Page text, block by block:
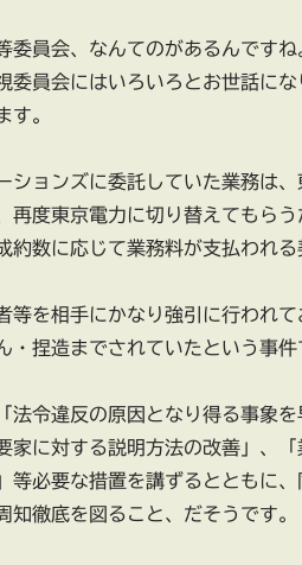
委員会、なんてのがあるんです
委員会にはいろいろとお世話に
す。
ションズに委託していた業務は
再度東京電力に切り替えてもらう
約数に応じて業務料が支払われる
等を相手にかなり強引に行われ
・捏造までされていたという事件
法令違反の原因となり得る事象
家に対する説明方法の改善」、
等必要な措置を講ずるとともに
知徹底を図ること、だそうです。